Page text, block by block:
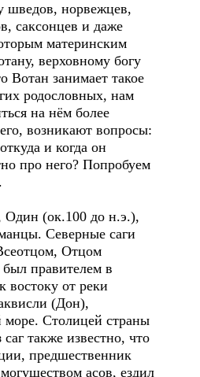
шведов, норвежцев,
саксонцев и даже
материнским
верховному богу
Вотан занимает такое
родословных, нам
на нём более
возникают вопросы:
и когда он
про него? Попробуем
Один (ок.100 до н.э.),
Северные саги
Отцом
правителем в
востоку от реки
(Дон),
Столицей страны
также известно, что
предшественник
асов, ездил